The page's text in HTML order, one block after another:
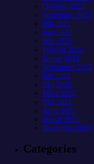
Oktober 2023
September 2023
Juli 2023
Juni 2023
Mai 2023
Februar 2023
Januar 2023
September 2022
Juli 2022
Mai 2022
März 2022
Mai 2021
April 2021
Januar 2021
Dezember 2020
Categories